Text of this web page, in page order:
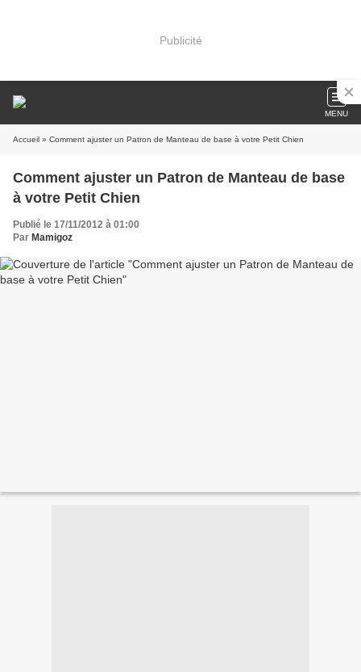
Publicité
MENU
Accueil » Comment ajuster un Patron de Manteau de base à votre Petit Chien
Comment ajuster un Patron de Manteau de base
à votre Petit Chien
Publié le 17/11/2012 à 01:00
Par Mamigoz